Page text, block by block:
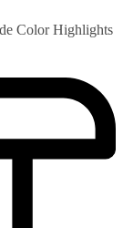
Color Highlights